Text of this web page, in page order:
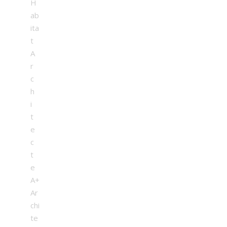
H
ab
ita
t
A
r
c
h
i
t
e
c
t
e
A+
Ar
chi
te